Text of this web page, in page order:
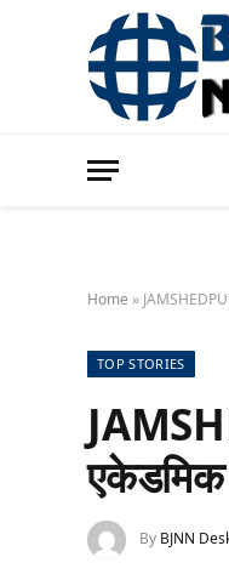
Home »
TOP STORIES
एकेडमिक
By BJNN